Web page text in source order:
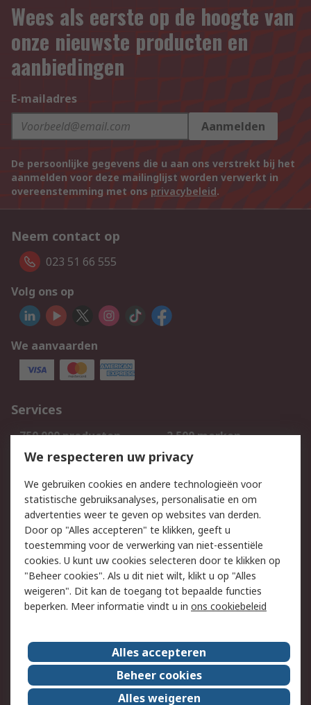
Wees als eerste op de hoogte van
onze nieuwste producten en
aanbiedingen
E-mailadres
Aanmelden
De persoonlijke gegevens die u aan ons verstrekt bij het
aanmelden voor deze mailinglijst worden verwerkt in
overeenstemming met ons privacybeleid.
Neem contact op
023 51 66 555
Volg ons op
We aanvaarden
Services
750.000 producten
2.500 merken
Bestellen
Inkoopoplossingen
Track & Trace
Wettelijk
Cookiebeleid
Email veiligheid
Privacybeleid
Websitevoorwaarden
Algemene
verkoopvoorwaarden
Over RS
RS Group
Over ons
RS wereldwijd
Werken bij RS
We respecteren uw privacy
We gebruiken cookies en andere technologieën voor
statistische gebruiksanalyses, personalisatie en om
advertenties weer te geven op websites van derden.
Door op "Alles accepteren" te klikken, geeft u
toestemming voor de verwerking van niet-essentiële
cookies. U kunt uw cookies selecteren door te klikken op
"Beheer cookies". Als u dit niet wilt, klikt u op "Alles
weigeren". Dit kan de toegang tot bepaalde functies
beperken. Meer informatie vindt u in ons cookiebeleid
Alles accepteren
Beheer cookies
Alles weigeren